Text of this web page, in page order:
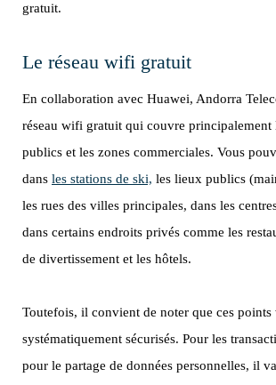
gratuit.
Le réseau wifi gratuit
En collaboration avec Huawei, Andorra
réseau wifi gratuit qui couvre principalement
publics et les zones commerciales. Vous
dans les stations de ski, les lieux publics
les rues des villes principales, dans les
dans certains endroits privés comme les
de divertissement et les hôtels.
Toutefois, il convient de noter que ces
systématiquement sécurisés. Pour les
pour le partage de données personnelles, il